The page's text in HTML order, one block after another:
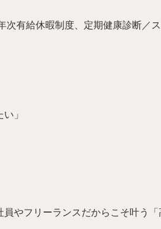
有給休暇制度、定期健康診断／
」
やフリーランスだからこそ叶う